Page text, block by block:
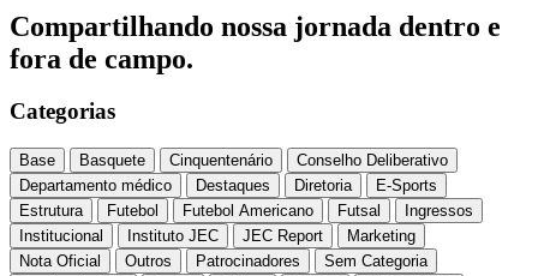
Compartilhando nossa jornada dentro e
fora de campo.
Categorias
Base Basquete Cinquentenário
Conselho Deliberativo
Departamento médico
Destaques Diretoria
E-Sports
Estrutura
Futebol Futebol Americano Futsal
Ingressos
Institucional
Instituto JEC JEC Report
Marketing
Nota Oficial
Outros Patrocinadores
Sem Categoria